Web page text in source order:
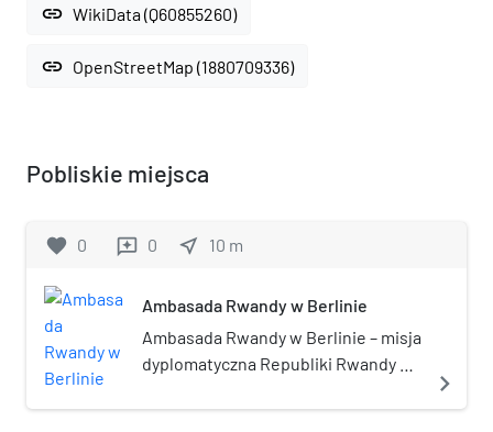
link WikiData (Q60855260)
link OpenStreetMap (1880709336)
Pobliskie miejsca
favorite 0 reviews 0 near_me 10 m
Ambasada Rwandy w Berlinie
Ambasada Rwandy w Berlinie – misja
dyplomatyczna Republiki Rwandy w
Ambasador Republiki Rwandy w
navigate_next